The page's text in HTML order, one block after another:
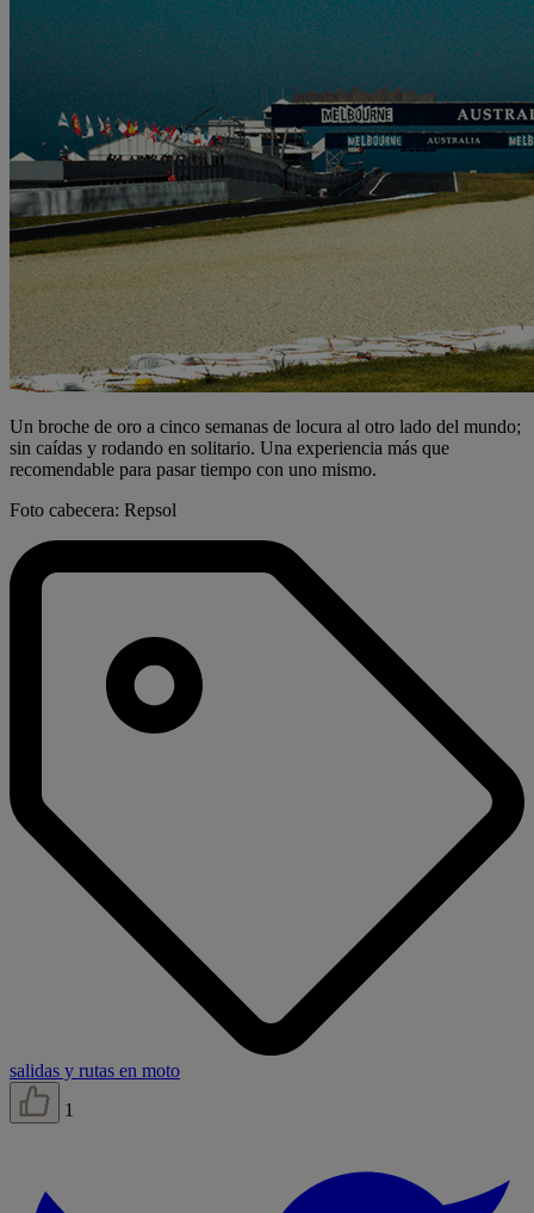
Un broche de oro a cinco semanas de locura al otro lado del mundo;
sin caídas y rodando en solitario. Una experiencia más que
recomendable para pasar tiempo con uno mismo.
Foto cabecera: Repsol
salidas y rutas en moto
1